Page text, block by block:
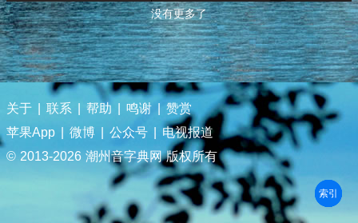
没有更多了
关于 联系 帮助 鸣谢
赞赏
苹果App
微博 公众号
电视报道
© 2013-2026 潮州音字典网 版权所有
部首
笔划
拼音
潮拼